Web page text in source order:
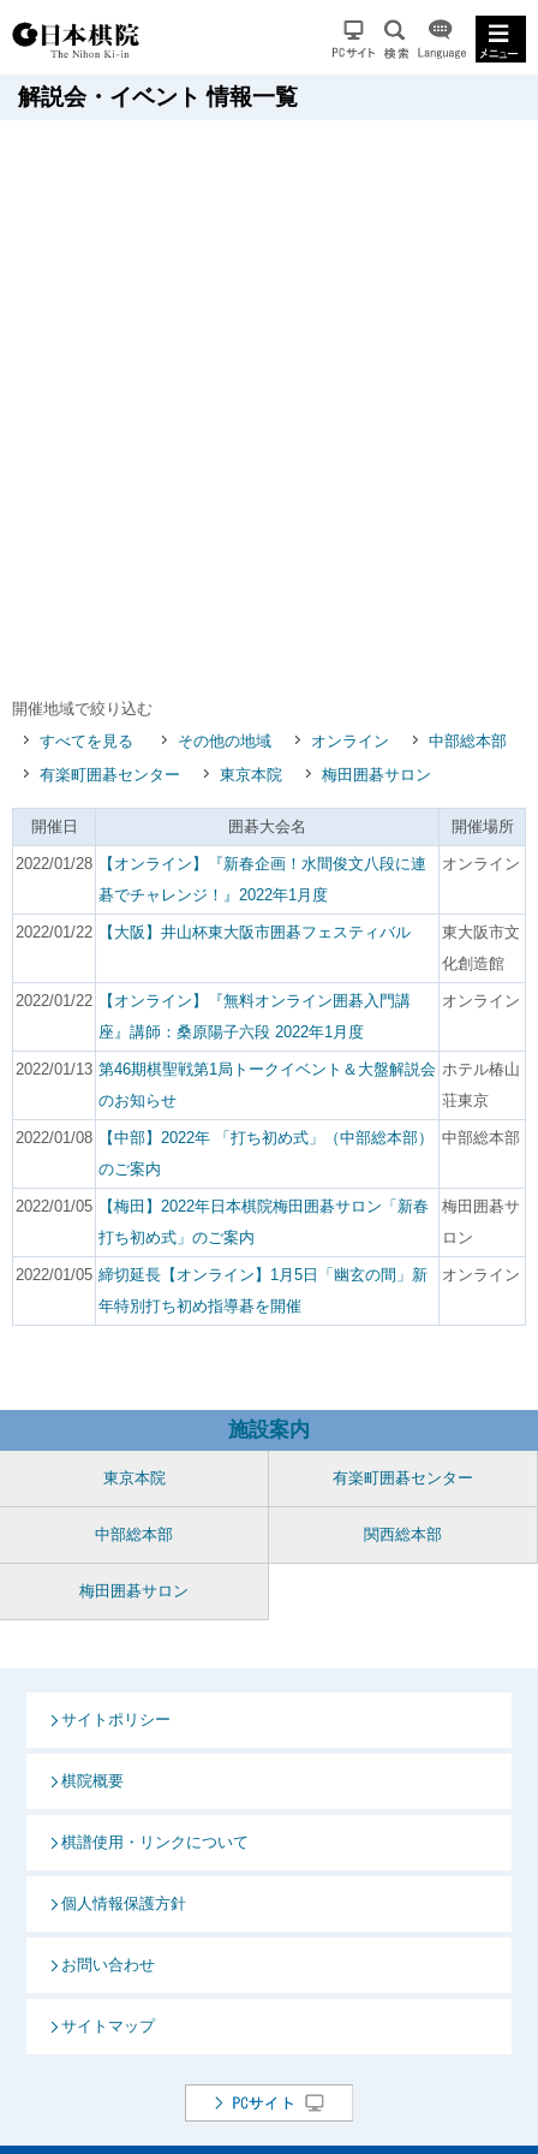
解説会・イベント 情報一覧
開催地域で絞り込む
すべてを見る
その他の地域 オンライン
中部総本部
有楽町囲碁センター
東京本院 梅田囲碁サロン
開催日 囲碁大会名 開催場所
2022/01/28
【オンライン】『新春企画！水間俊文八段に連
碁でチャレンジ！』2022年1月度
オンライン
2022/01/22 【大阪】井山杯東大阪市囲碁フェスティバル
東大阪市文
化創造館
2022/01/22
【オンライン】『無料オンライン囲碁入門講
座』講師：桑原陽子六段 2022年1月度
オンライン
2022/01/13 第46期棋聖戦第1局トークイベント＆大盤解説会
のお知らせ
ホテル椿山
荘東京
2022/01/08
【中部】2022年 「打ち初め式」（中部総本部）
のご案内
中部総本部
2022/01/05
【梅田】2022年日本棋院梅田囲碁サロン「新春
打ち初め式」のご案内
梅田囲碁サ
ロン
2022/01/05 締切延長【オンライン】1月5日「幽玄の間」新
年特別打ち初め指導碁を開催
オンライン
施設案内
東京本院 有楽町囲碁センター
中部総本部 関西総本部
梅田囲碁サロン
サイトポリシー
棋院概要
棋譜使用・リンクについて
個人情報保護方針
お問い合わせ
サイトマップ